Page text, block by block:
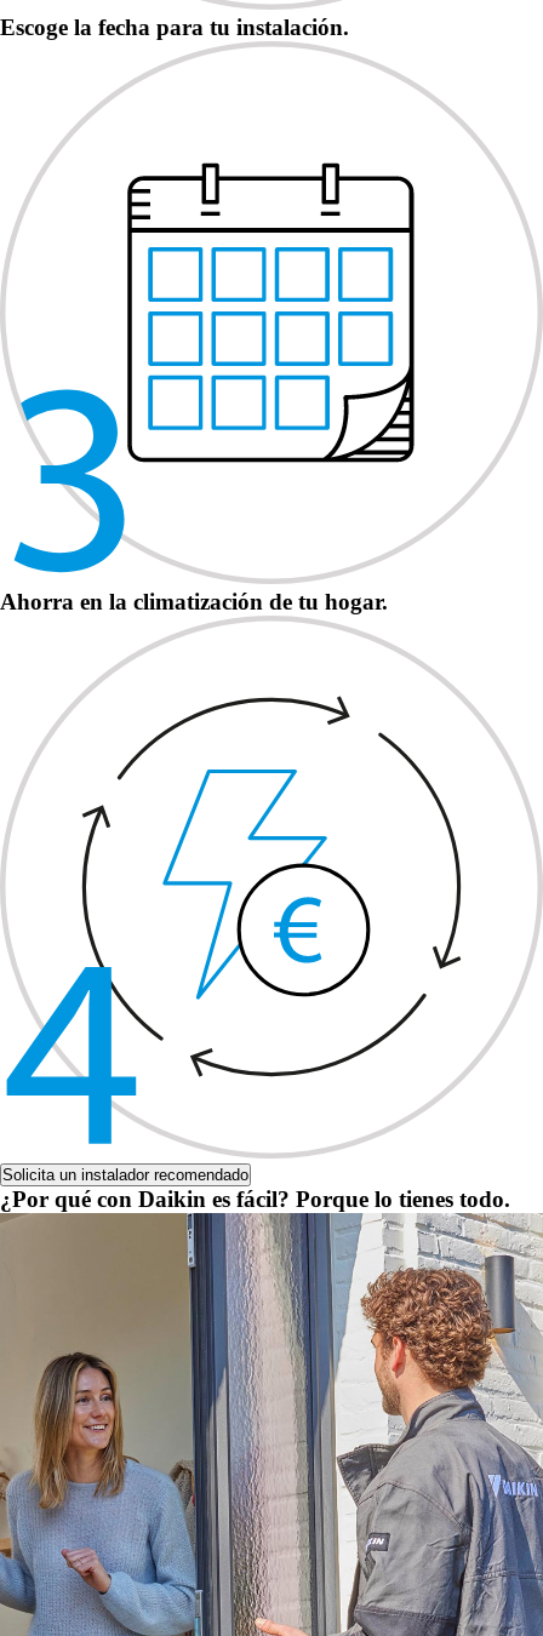
Escoge la fecha para tu instalación.
Ahorra en la climatización de tu hogar.
Solicita un instalador recomendado
¿Por qué con Daikin es fácil? Porque lo tienes todo.